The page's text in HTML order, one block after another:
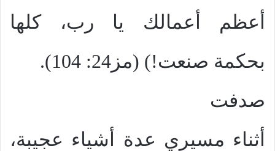
أعظم أعمالك يا رب، كلها
بحكمة صنعت!) (مز24: 104).
صدفت
أثناء مسيري عدة أشياء عجيبة،